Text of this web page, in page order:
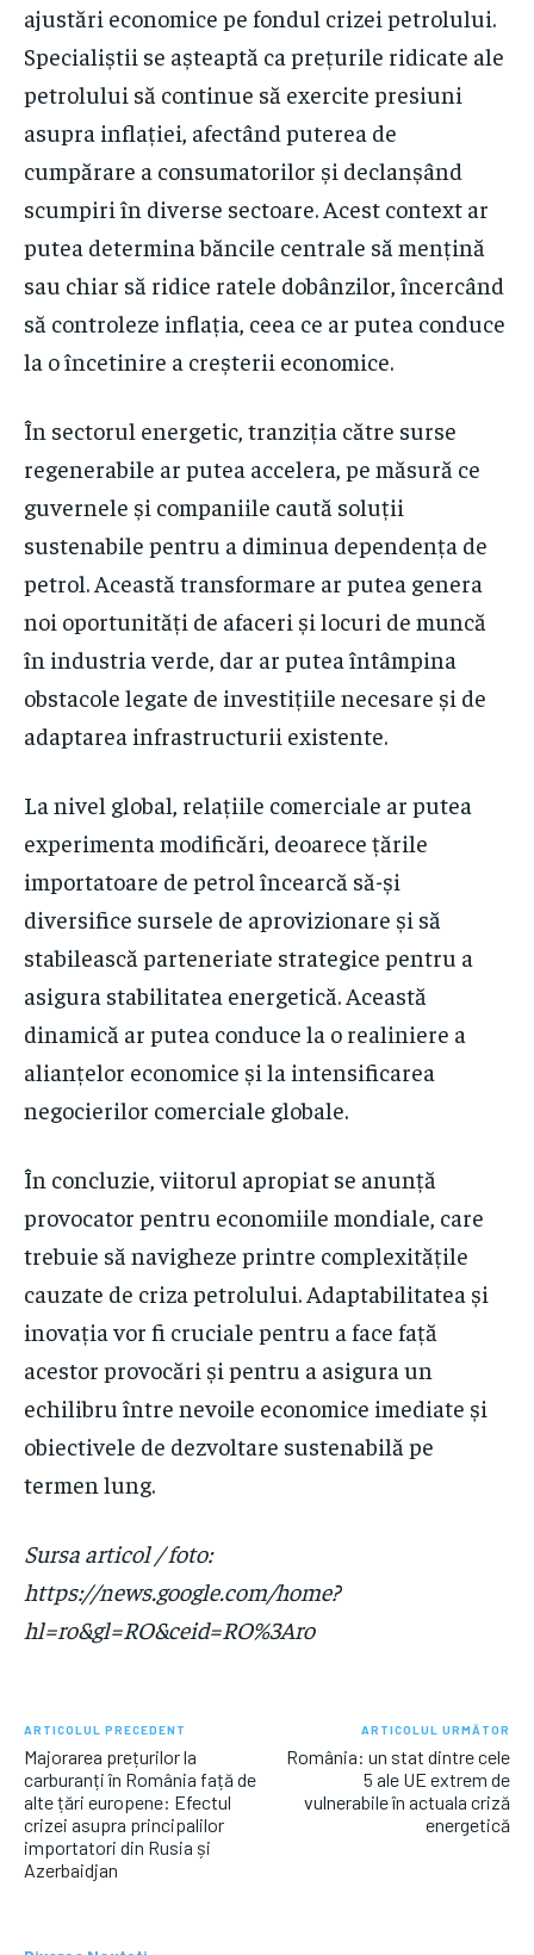
ajustări economice pe fondul crizei petrolului.
Specialiștii se așteaptă ca prețurile ridicate ale
petrolului să continue să exercite presiuni
asupra inflației, afectând puterea de
cumpărare a consumatorilor și declanșând
scumpiri în diverse sectoare. Acest context ar
putea determina băncile centrale să mențină
sau chiar să ridice ratele dobânzilor, încercând
să controleze inflația, ceea ce ar putea conduce
la o încetinire a creșterii economice.
În sectorul energetic, tranziția către surse
regenerabile ar putea accelera, pe măsură ce
guvernele și companiile caută soluții
sustenabile pentru a diminua dependența de
petrol. Această transformare ar putea genera
noi oportunități de afaceri și locuri de muncă
în industria verde, dar ar putea întâmpina
obstacole legate de investițiile necesare și de
adaptarea infrastructurii existente.
La nivel global, relațiile comerciale ar putea
experimenta modificări, deoarece țările
importatoare de petrol încearcă să-și
diversifice sursele de aprovizionare și să
stabilească parteneriate strategice pentru a
asigura stabilitatea energetică. Această
dinamică ar putea conduce la o realiniere a
alianțelor economice și la intensificarea
negocierilor comerciale globale.
În concluzie, viitorul apropiat se anunță
provocator pentru economiile mondiale, care
trebuie să navigheze printre complexitățile
cauzate de criza petrolului. Adaptabilitatea și
inovația vor fi cruciale pentru a face față
acestor provocări și pentru a asigura un
echilibru între nevoile economice imediate și
obiectivele de dezvoltare sustenabilă pe
termen lung.
Sursa articol / foto:
https://news.google.com/home?
hl=ro&gl=RO&ceid=RO%3Aro
ARTICOLUL PRECEDENT
Majorarea prețurilor la
carburanți în România față de
alte țări europene: Efectul
crizei asupra principalilor
importatori din Rusia și
Azerbaidjan
ARTICOLUL URMĂTOR
România: un stat dintre cele
5 ale UE extrem de
vulnerabile în actuala criză
energetică